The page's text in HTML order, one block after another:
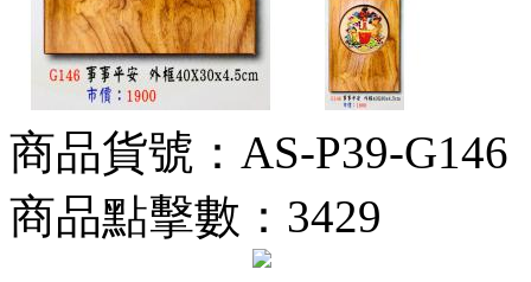
商品貨號：AS-P39-G146
商品點擊數：3429